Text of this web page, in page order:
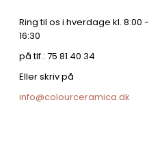
Ring til os i hverdage kl. 8:00 -
16:30
på tlf.: 75 81 40 34
Eller skriv på
info@colourceramica.dk